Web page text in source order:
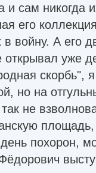
и сам
его
войну. А его
уже
скорбь",
но на
не
похорон,